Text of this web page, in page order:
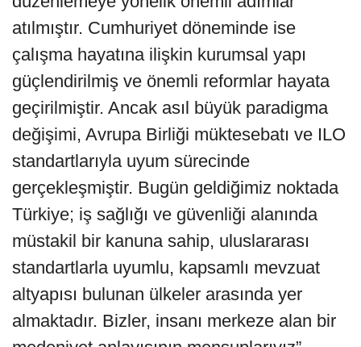
atılmıştır. Cumhuriyet döneminde ise
çalışma hayatına ilişkin kurumsal yapı
güçlendirilmiş ve önemli reformlar hayata
geçirilmiştir. Ancak asıl büyük paradigma
değişimi, Avrupa Birliği müktesebatı ve ILO
standartlarıyla uyum sürecinde
gerçekleşmiştir. Bugün geldiğimiz noktada
Türkiye; iş sağlığı ve güvenliği alanında
müstakil bir kanuna sahip, uluslararası
standartlarla uyumlu, kapsamlı mevzuat
altyapısı bulunan ülkeler arasında yer
almaktadır. Bizler, insanı merkeze alan bir